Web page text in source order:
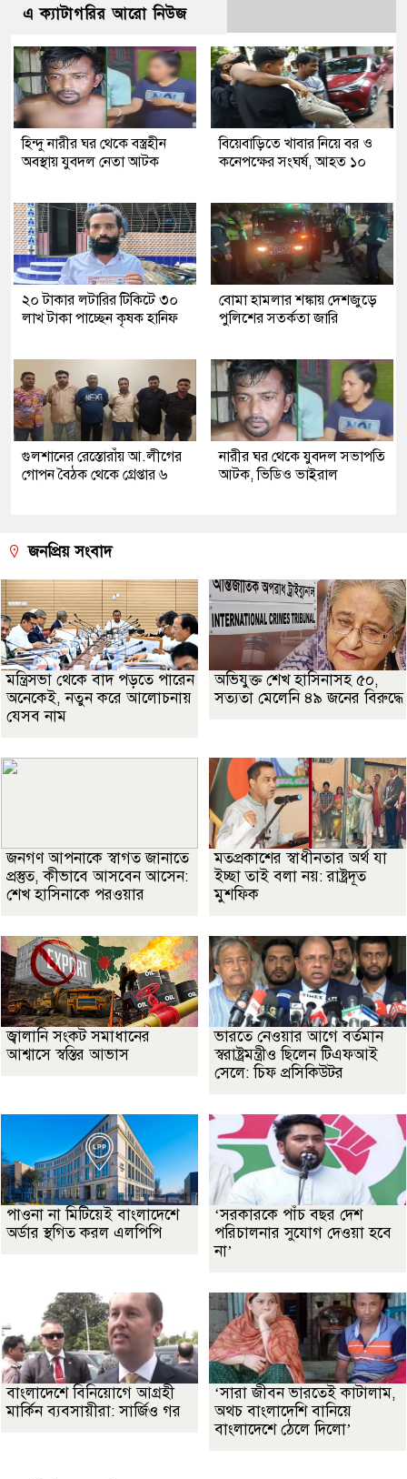
এ ক্যাটাগরির আরো নিউজ
হিন্দু নারীর ঘর থেকে বস্ত্রহীন
অবস্থায় যুবদল নেতা আটক
বিয়েবাড়িতে খাবার নিয়ে বর ও
কনেপক্ষের সংঘর্ষ, আহত ১০
২০ টাকার লটারির টিকিটে ৩০
লাখ টাকা পাচ্ছেন কৃষক হানিফ
বোমা হামলার শঙ্কায় দেশজুড়ে
পুলিশের সতর্কতা জারি
গুলশানের রেস্তোরাঁয় আ.লীগের
গোপন বৈঠক থেকে গ্রেপ্তার ৬
নারীর ঘর থেকে যুবদল সভাপতি
আটক, ভিডিও ভাইরাল
জনপ্রিয় সংবাদ
মন্ত্রিসভা থেকে বাদ পড়তে পারেন
অনেকেই, নতুন করে আলোচনায়
যেসব নাম
অভিযুক্ত শেখ হাসিনাসহ ৫০,
সত্যতা মেলেনি ৪৯ জনের বিরুদ্ধে
জনগণ আপনাকে স্বাগত জানাতে
প্রস্তুত, কীভাবে আসবেন আসেন:
শেখ হাসিনাকে পরওয়ার
মতপ্রকাশের স্বাধীনতার অর্থ যা
ইচ্ছা তাই বলা নয়: রাষ্ট্রদূত
মুশফিক
জ্বালানি সংকট সমাধানের
আশ্বাসে স্বস্তির আভাস
ভারতে নেওয়ার আগে বর্তমান
স্বরাষ্ট্রমন্ত্রীও ছিলেন টিএফআই
সেলে: চিফ প্রসিকিউটর
পাওনা না মিটিয়েই বাংলাদেশে
অর্ডার স্থগিত করল এলপিপি
‘সরকারকে পাঁচ বছর দেশ
পরিচালনার সুযোগ দেওয়া হবে
না’
বাংলাদেশে বিনিয়োগে আগ্রহী
মার্কিন ব্যবসায়ীরা: সার্জিও গর
‘সারা জীবন ভারতেই কাটালাম,
অথচ বাংলাদেশি বানিয়ে
বাংলাদেশে ঠেলে দিলো’